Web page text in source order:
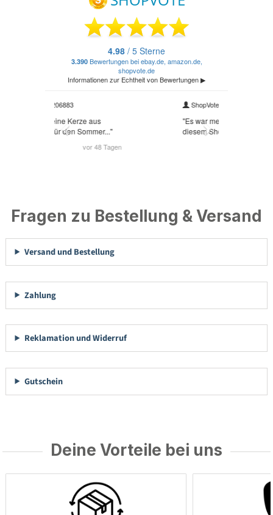
Fragen zu Bestellung & Versand
Versand und Bestellung
Zahlung
Reklamation und Widerruf
Gutschein
Deine Vorteile bei uns